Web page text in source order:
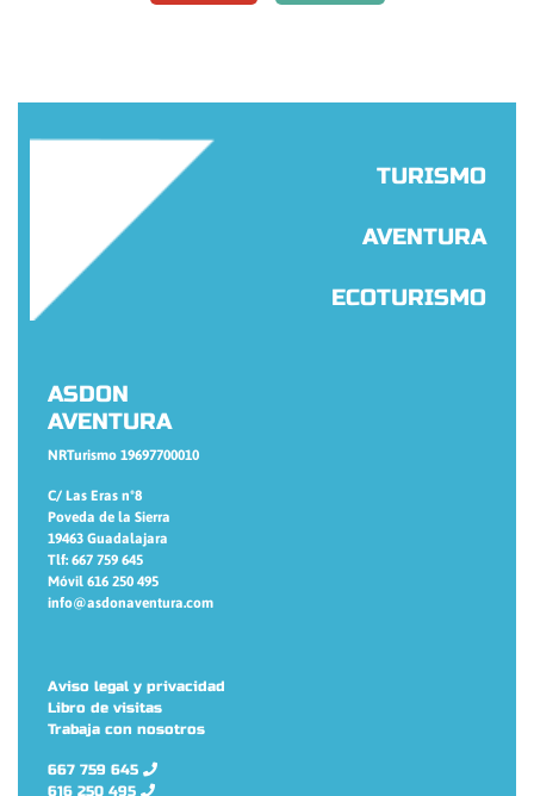
TURISMO
AVENTURA
ECOTURISMO
ASDON
AVENTURA
NRTurismo 19697700010
C/ Las Eras nº8
Poveda de la Sierra
19463 Guadalajara
Tlf: 667 759 645
Móvil 616 250 495
info@asdonaventura.com
Aviso legal y privacidad
Libro de visitas
Trabaja con nosotros
667 759 645
616 250 495